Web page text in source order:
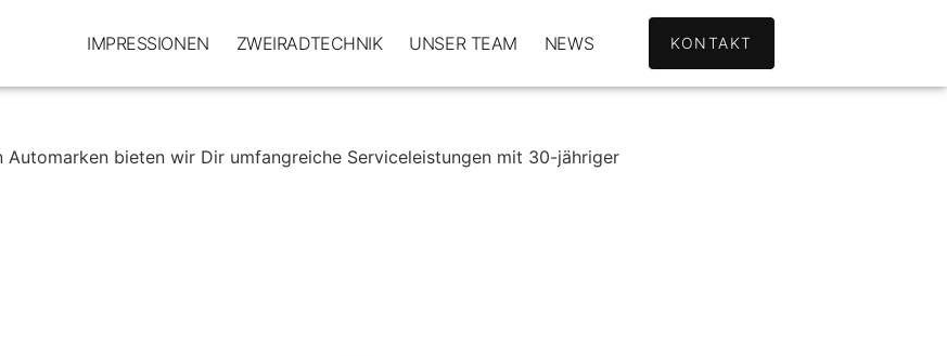
IMPRESSIONEN ZWEIRADTECHNIK UNSER TEAM NEWS KONTAKT
bieten wir Dir umfangreiche Serviceleistungen mit 30-jähriger